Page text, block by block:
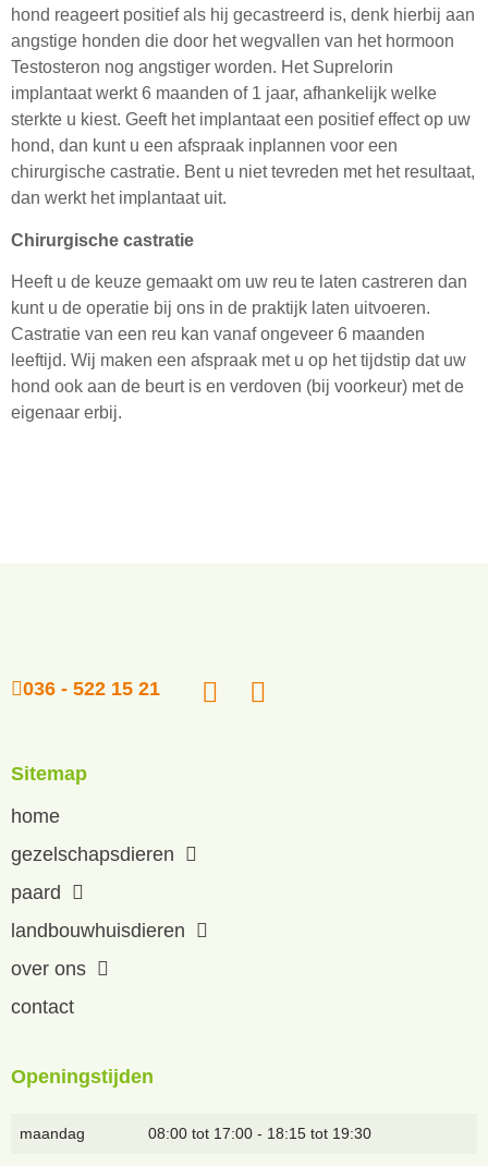
hond reageert positief als hij gecastreerd is, denk hierbij aan
angstige honden die door het wegvallen van het hormoon
Testosteron nog angstiger worden. Het Suprelorin
implantaat werkt 6 maanden of 1 jaar, afhankelijk welke
sterkte u kiest. Geeft het implantaat een positief effect op uw
hond, dan kunt u een afspraak inplannen voor een
chirurgische castratie. Bent u niet tevreden met het resultaat,
dan werkt het implantaat uit.
Chirurgische castratie
Heeft u de keuze gemaakt om uw reu te laten castreren dan
kunt u de operatie bij ons in de praktijk laten uitvoeren.
Castratie van een reu kan vanaf ongeveer 6 maanden
leeftijd. Wij maken een afspraak met u op het tijdstip dat uw
hond ook aan de beurt is en verdoven (bij voorkeur) met de
eigenaar erbij.
036 - 522 15 21
Sitemap
home
gezelschapsdieren
paard
landbouwhuisdieren
over ons
contact
Openingstijden
maandag 08:00 tot 17:00 - 18:15 tot 19:30